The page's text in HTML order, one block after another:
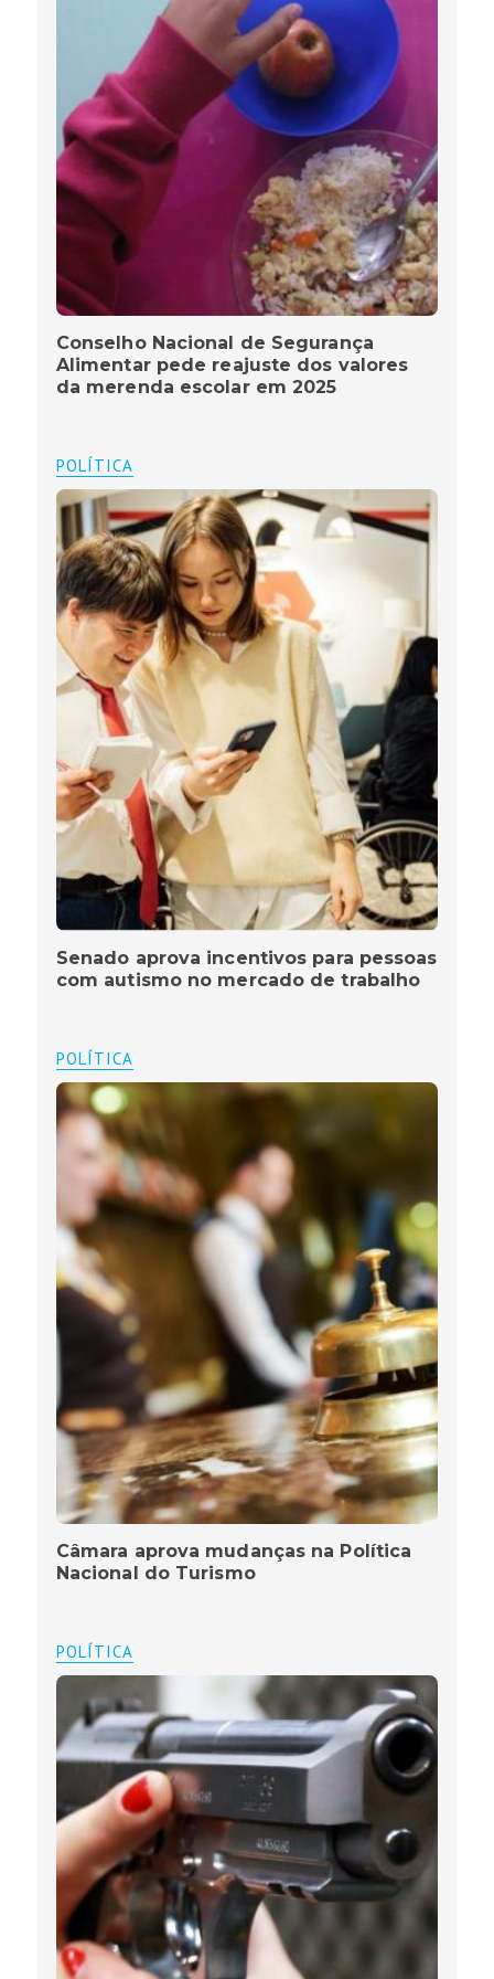
Conselho Nacional de Segurança
Alimentar pede reajuste dos valores
da merenda escolar em 2025
POLÍTICA
Senado aprova incentivos para pessoas
com autismo no mercado de trabalho
POLÍTICA
Câmara aprova mudanças na Política
Nacional do Turismo
POLÍTICA